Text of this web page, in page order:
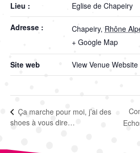
Lieu : Eglise de Chapeiry
Adresse : Chapeiry, Rhône
+ Google Map
Site web View Venue Website
Ça marche pour moi, j’ai des
shoes à vous dire…